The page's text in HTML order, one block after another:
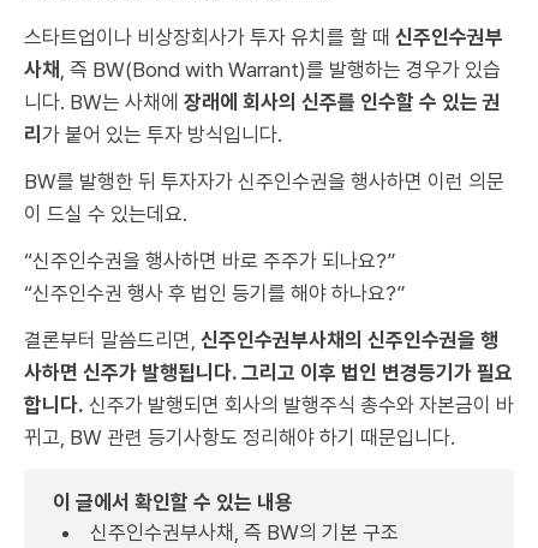
스타트업이나 비상장회사가 투자 유치를 할 때 신주인수권부
사채 , 즉 BW(Bond with Warrant)를 발행하는 경우가 있습
니다. BW는 사채에 장래에 회사의 신주를 인수할 수 있는 권
리 가 붙어 있는 투자 방식입니다.
BW를 발행한 뒤 투자자가 신주인수권을 행사하면 이런 의문
이 드실 수 있는데요.
“신주인수권을 행사하면 바로 주주가 되나요?”
“신주인수권 행사 후 법인 등기를 해야 하나요?”
결론부터 말씀드리면, 신주인수권부사채의 신주인수권을 행
사하면 신주가 발행됩니다. 그리고 이후 법인 변경등기가 필요
합니다. 신주가 발행되면 회사의 발행주식 총수와 자본금이 바
뀌고, BW 관련 등기사항도 정리해야 하기 때문입니다.
이 글에서 확인할 수 있는 내용
신주인수권부사채, 즉 BW의 기본 구조